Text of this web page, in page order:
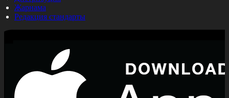
Жарнама
Редакция стандарты